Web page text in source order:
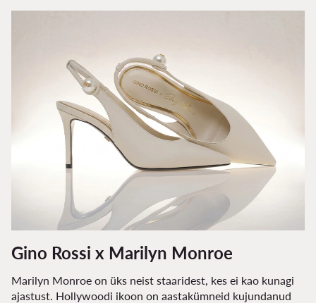
Gino Rossi x Marilyn Monroe
Marilyn Monroe on üks neist staaridest, kes ei kao kunagi
ajastust. Hollywoodi ikoon on aastakümneid kujundanud